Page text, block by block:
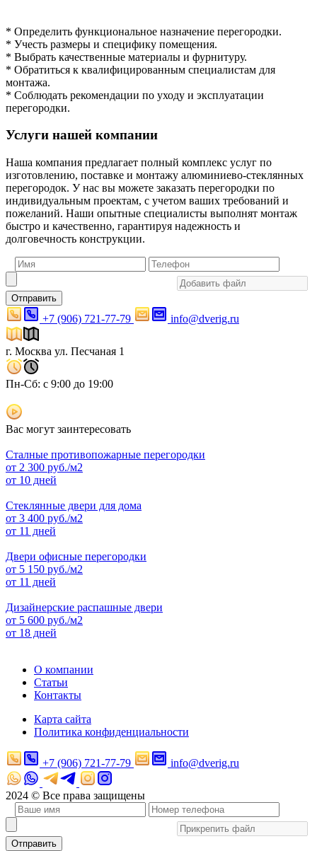
* Определить функциональное назначение перегородки.
* Учесть размеры и специфику помещения.
* Выбрать качественные материалы и фурнитуру.
* Обратиться к квалифицированным специалистам для
монтажа.
* Соблюдать рекомендации по уходу и эксплуатации
перегородки.
Услуги нашей компании
Наша компания предлагает полный комплекс услуг по
изготовлению, поставке и монтажу алюминиево-стеклянных
перегородок. У нас вы можете заказать перегородки по
индивидуальным проектам, с учетом ваших требований и
пожеланий. Наши опытные специалисты выполнят монтаж
быстро и качественно, гарантируя надежность и
долговечность конструкции.
Отправить
+7 (906) 721-77-79 info@dverig.ru
г. Москва ул. Песчаная 1
Пн-Сб: с 9:00 до 19:00
Вас могут заинтересовать
Сталные противопожарные перегородки
от 2 300 руб./м2
от 10 дней
Стеклянные двери для дома
от 3 400 руб./м2
от 11 дней
Двери офисные перегородки
от 5 150 руб./м2
от 11 дней
Дизайнерские распашные двери
от 5 600 руб./м2
от 18 дней
О компании
Статьи
Контакты
Карта сайта
Политика конфиденциальности
+7 (906) 721-77-79 info@dverig.ru
2024 © Все права защищены
Отправить